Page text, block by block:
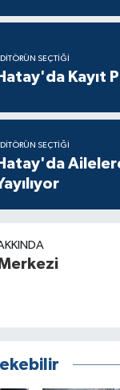
SEÇTIĞI
Kayıt
SEÇTIĞI